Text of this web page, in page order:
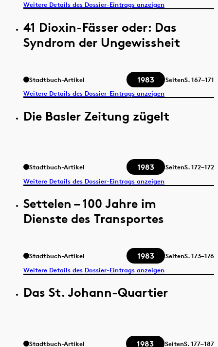
Weitere Details des Dossier-Eintrags anzeigen
41 Dioxin-Fässer oder: Das
Syndrom der Ungewissheit
Stadtbuch-Artikel 1983 SeitenS.167–171
Weitere Details des Dossier-Eintrags anzeigen
Die Basler Zeitung zügelt
Stadtbuch-Artikel 1983 SeitenS.172–172
Weitere Details des Dossier-Eintrags anzeigen
Settelen – 100 Jahre im
Dienste des Transportes
Stadtbuch-Artikel 1983 SeitenS.173–176
Weitere Details des Dossier-Eintrags anzeigen
Das St. Johann-Quartier
Stadtbuch-Artikel 1983 SeitenS.177–187